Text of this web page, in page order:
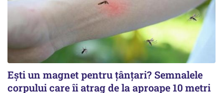
Ești un magnet pentru țânțari? Semnalele
corpului care îi atrag de la aproape 10 metri